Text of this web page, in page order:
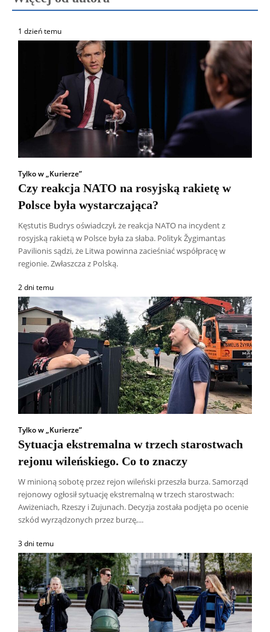
1 dzień temu
Tylko w „Kurierze”
Czy reakcja NATO na rosyjską rakietę w
Polsce była wystarczająca?
Kęstutis Budrys oświadczył, że reakcja NATO na incydent z
rosyjską rakietą w Polsce była za słaba. Polityk Žygimantas
Pavilionis sądzi, że Litwa powinna zacieśniać współpracę w
regionie. Zwłaszcza z Polską.
2 dni temu
Tylko w „Kurierze”
Sytuacja ekstremalna w trzech starostwach
rejonu wileńskiego. Co to znaczy
W minioną sobotę przez rejon wileński przeszła burza. Samorząd
rejonowy ogłosił sytuację ekstremalną w trzech starostwach:
Awiżeniach, Rzeszy i Zujunach. Decyzja została podjęta po ocenie
szkód wyrządzonych przez burzę,...
3 dni temu